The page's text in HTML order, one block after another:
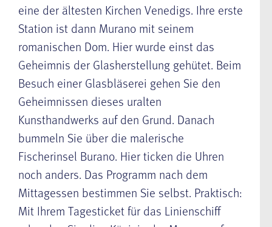
eine der ältesten Kirchen Venedigs. Ihre erste
Station ist dann Murano mit seinem
romanischen Dom. Hier wurde einst das
Geheimnis der Glasherstellung gehütet. Beim
Besuch einer Glasbläserei gehen Sie den
Geheimnissen dieses uralten
Kunsthandwerks auf den Grund. Danach
bummeln Sie über die malerische
Fischerinsel Burano. Hier ticken die Uhren
noch anders. Das Programm nach dem
Mittagessen bestimmen Sie selbst. Praktisch:
Mit Ihrem Tagesticket für das Linienschiff